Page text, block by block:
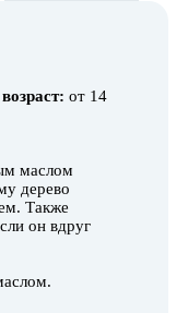
от 14
маслом
дерево
Также
он вдруг